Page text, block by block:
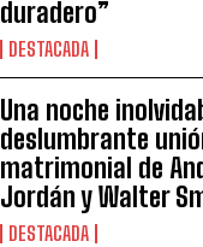
duradero”
DESTACADA
Una noche
deslumbrante
matrimonial de
Jordán y Walter
DESTACADA